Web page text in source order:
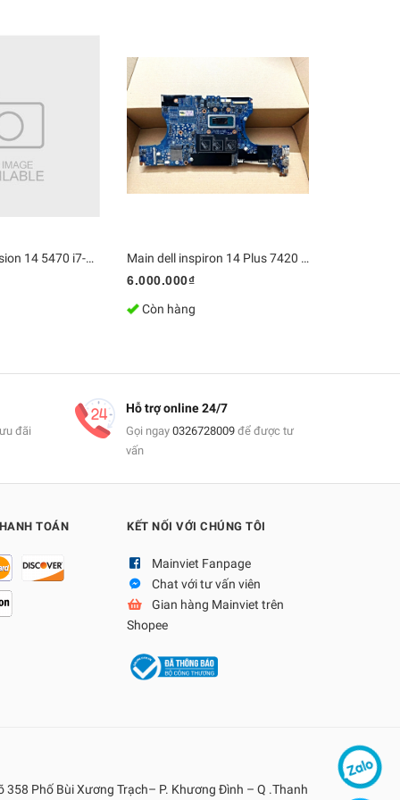
Main Dell Precision 14 5470 i7-12800H RAM 32GB NVIDIA RTX A1000 CN-08DX30 LA-L621P | Bo mạch chủ Zin, Chính Hãng
Main dell inspiron 14 Plus 7420 SRLCY / i5-12500H / Ram 8GB 213227-1
6.000.000₫
Còn hàng
đãi
Hỗ trợ online 24/7
Gọi ngay 0326728009để được tư
vấn
TOÁN KẾT NỐI VỚI CHÚNG TÔI
Mainviet Fanpage
Chat với tư vấn viên
Gian hàng Mainviet trên
Shopee
358 Phố Bùi Xương Trạch– P. Khương Đình – Q .Thanh